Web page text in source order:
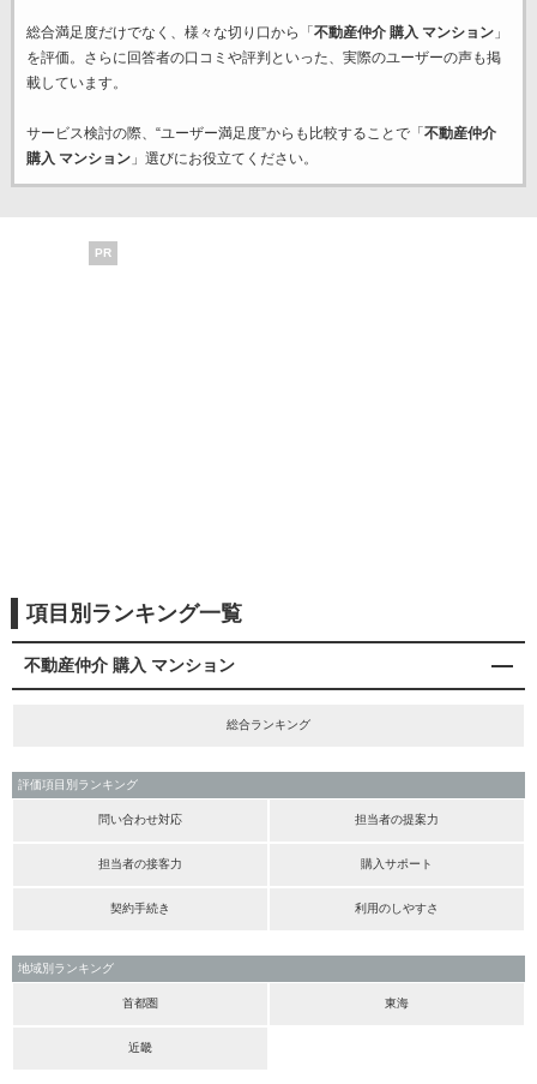
総合満足度だけでなく、様々な切り口から「 不動産仲介 購入 マンション」
を評価。さらに回答者の口コミや評判といった、実際のユーザーの声も掲
載しています。
サービス検討の際、“ユーザー満足度”からも比較することで「 不動産仲介
購入 マンション」選びにお役立てください。
PR
項目別ランキング一覧
不動産仲介 購入 マンション
総合ランキング
評価項目別ランキング
問い合わせ対応 担当者の提案力
担当者の接客力 購入サポート
契約手続き 利用のしやすさ
地域別ランキング
首都圏 東海
近畿